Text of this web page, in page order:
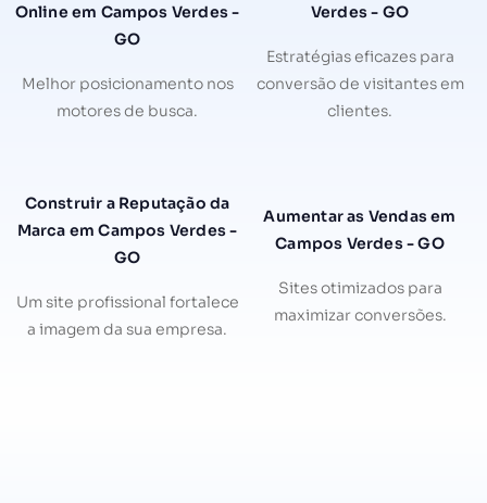
Online em Campos Verdes -
GO
Melhor posicionamento nos
motores de busca.
Verdes - GO
Estratégias eficazes para
conversão de visitantes em
clientes.
Construir a Reputação da
Marca em Campos Verdes -
GO
Um site profissional fortalece
a imagem da sua empresa.
Aumentar as Vendas em
Campos Verdes - GO
Sites otimizados para
maximizar conversões.